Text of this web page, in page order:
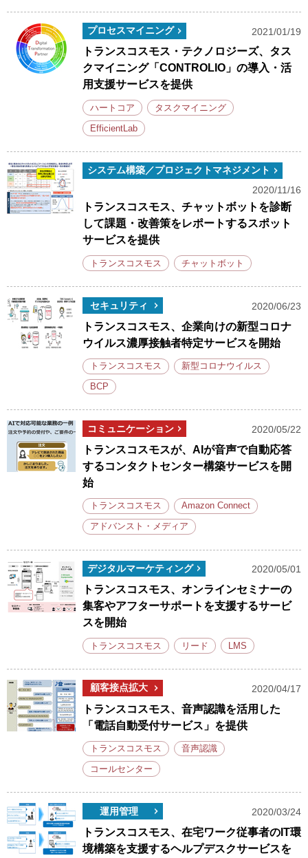
プロセスマイニング 2021/01/19
トランスコスモス・テクノロジーズ、タス
クマイニング「CONTROLIO」の導入・活
用支援サービスを提供
ハートコア タスクマイニング
EfficientLab
システム構築／プロジェクトマネジメント
2020/11/16
トランスコスモス、チャットボットを診断
して課題・改善策をレポートするスポット
サービスを提供
トランスコスモス チャットボット
セキュリティ 2020/06/23
トランスコスモス、企業向けの新型コロナ
ウイルス濃厚接触者特定サービスを開始
トランスコスモス 新型コロナウイルス
BCP
コミュニケーション 2020/05/22
トランスコスモスが、AIが音声で自動応答
するコンタクトセンター構築サービスを開
始
トランスコスモス Amazon Connect
アドバンスト・メディア
デジタルマーケティング 2020/05/01
トランスコスモス、オンラインセミナーの
集客やアフターサポートを支援するサービ
スを開始
トランスコスモス リード LMS
顧客接点拡大 2020/04/17
トランスコスモス、音声認識を活用した
「電話自動受付サービス」を提供
トランスコスモス 音声認識
コールセンター
運用管理 2020/03/24
トランスコスモス、在宅ワーク従事者のIT環
境構築を支援するヘルプデスクサービスを